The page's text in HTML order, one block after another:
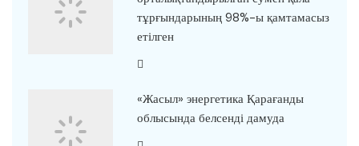
тұрғындарының 98%-ы қамтамасыз
етілген
«Жасыл» энергетика Қарағанды
облысында белсенді дамуда